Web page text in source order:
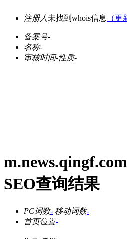
注册人 未找到whois信息 （更
备案号-
名称-
审核时间-性质-
SEO查询结果
PC词数- 移动词数-
首页位置-